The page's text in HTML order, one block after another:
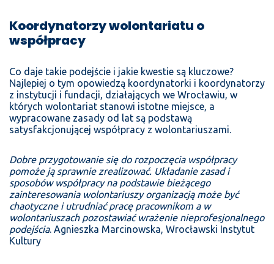
Koordynatorzy wolontariatu o
współpracy
Co daje takie podejście i jakie kwestie są kluczowe?
Najlepiej o tym opowiedzą koordynatorki i koordynatorzy
z instytucji i fundacji, działających we Wrocławiu, w
których wolontariat stanowi istotne miejsce, a
wypracowane zasady od lat są podstawą
satysfakcjonującej współpracy z wolontariuszami.
Dobre przygotowanie się do rozpoczęcia współpracy
pomoże ją sprawnie zrealizować. Układanie zasad i
sposobów współpracy na podstawie bieżącego
zainteresowania wolontariuszy organizacją może być
chaotyczne i utrudniać pracę pracownikom a w
wolontariuszach pozostawiać wrażenie nieprofesjonalnego
podejścia. Agnieszka Marcinowska, Wrocławski Instytut
Kultury